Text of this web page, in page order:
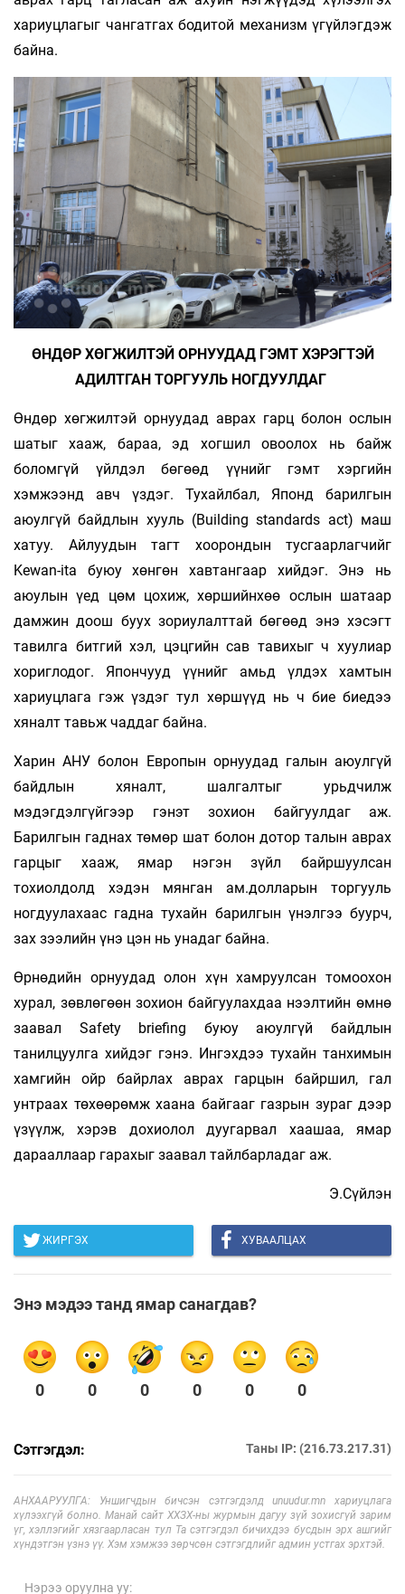
хариуцлагыг чангатгах бодитой механизм үгүйлэгдэж
байна.
ӨНДӨР ХӨГЖИЛТЭЙ ОРНУУДАД ГЭМТ ХЭРЭГТЭЙ
АДИЛТГАН ТОРГУУЛЬ НОГДУУЛДАГ
Өндөр хөгжилтэй орнуудад аврах гарц болон ослын
шатыг хааж, бараа, эд хогшил овоолох нь байж
боломгүй үйлдэл бөгөөд үүнийг гэмт хэргийн
хэмжээнд авч үздэг. Тухайлбал, Японд барилгын
аюулгүй байдлын хууль (Building standards act) маш
хатуу. Айлуудын тагт хоорондын тусгаарлагчийг
Kewan-ita буюу хөнгөн хавтангаар хийдэг. Энэ нь
аюулын үед цөм цохиж, хөршийнхөө ослын шатаар
дамжин доош буух зориулалттай бөгөөд энэ хэсэгт
тавилга битгий хэл, цэцгийн сав тавихыг ч хуулиар
хориглодог. Япончууд үүнийг амьд үлдэх хамтын
хариуцлага гэж үздэг тул хөршүүд нь ч бие биедээ
хяналт тавьж чаддаг байна.
Харин АНУ болон Европын орнуудад галын аюулгүй
байдлын хяналт, шалгалтыг урьдчилж
мэдэгдэлгүйгээр гэнэт зохион байгуулдаг аж.
Барилгын гаднах төмөр шат болон дотор талын аврах
гарцыг хааж, ямар нэгэн зүйл байршуулсан
тохиолдолд хэдэн мянган ам.долларын торгууль
ногдуулахаас гадна тухайн барилгын үнэлгээ буурч,
зах зээлийн үнэ цэн нь унадаг байна.
Өрнөдийн орнуудад олон хүн хамруулсан томоохон
хурал, зөвлөгөөн зохион байгуулахдаа нээлтийн өмнө
заавал Safety briefing буюу аюулгүй байдлын
танилцуулга хийдэг гэнэ. Ингэхдээ тухайн танхимын
хамгийн ойр байрлах аврах гарцын байршил, гал
унтраах төхөөрөмж хаана байгааг газрын зураг дээр
үзүүлж, хэрэв дохиолол дуугарвал хаашаа, ямар
дарааллаар гарахыг заавал тайлбарладаг аж.
Э.Сүйлэн
ЖИРГЭХ ХУВААЛЦАХ
Энэ мэдээ танд ямар санагдав?
0 0 0 0 0 0
Сэтгэгдэл: Таны IP: (216.73.217.31)
АНХААРУУЛГА: Уншигчдын бичсэн сэтгэгдэлд unuudur.mn хариуцлага
хүлээхгүй болно. Манай сайт ХХЗХ-ны журмын дагуу зүй зохисгүй зарим
үг, хэллэгийг хязгаарласан тул Та сэтгэгдэл бичихдээ бусдын эрх ашгийг
хүндэтгэн үзнэ үү. Хэм хэмжээ зөрчсөн сэтгэгдлийг админ устгах эрхтэй.